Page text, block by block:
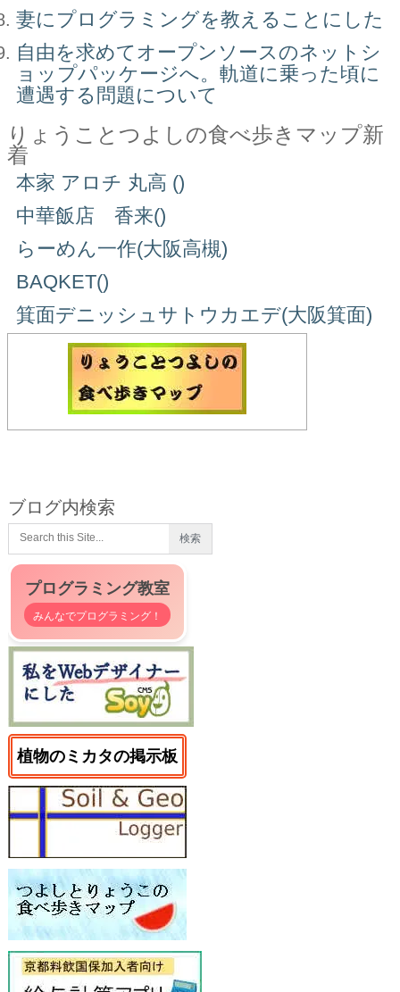
妻にプログラミングを教えることにした
自由を求めてオープンソースのネットシ
ョップパッケージへ。軌道に乗った頃に
遭遇する問題について
りょうことつよしの食べ歩きマップ新
着
本家 アロチ 丸高 ()
中華飯店 香来()
らーめん一作(大阪高槻)
BAQKET()
箕面デニッシュサトウカエデ(大阪箕面)
ブログ内検索
プログラミング教室
みんなでプログラミング！
植物のミカタの掲示板